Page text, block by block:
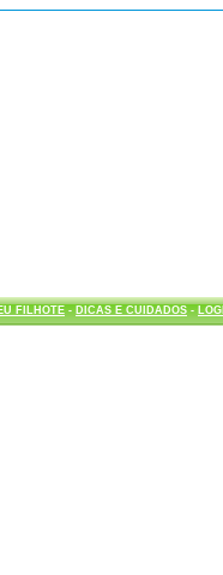
FILHOTE- DICAS E CUIDADOS-